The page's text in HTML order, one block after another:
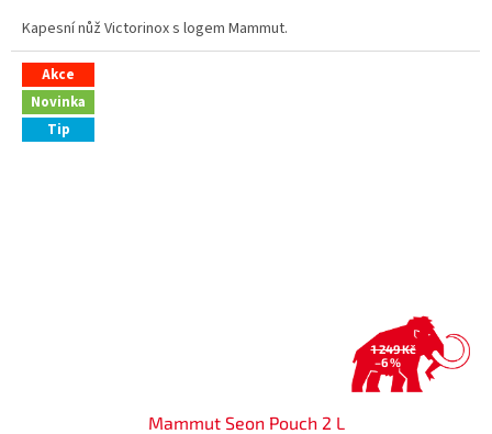
Kapesní nůž Victorinox s logem Mammut.
Akce
Novinka
Tip
1 249 Kč
–6 %
Mammut Seon Pouch 2 L